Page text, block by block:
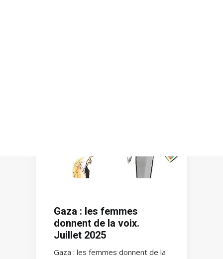
Gaza : les femmes
donnent de la voix.
Juillet 2025
Gaza : les femmes donnent de la